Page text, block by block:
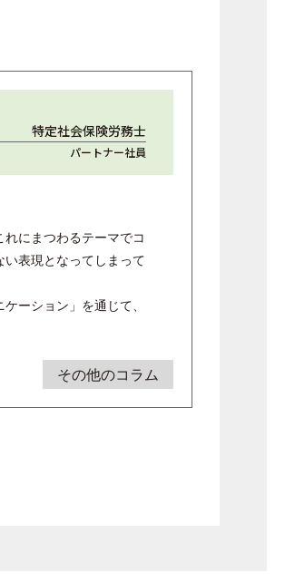
特定社会保険労務士
パートナー社員
にまつわるテーマでコ
表現となってしまって
ーション」を通じて、
その他のコラム